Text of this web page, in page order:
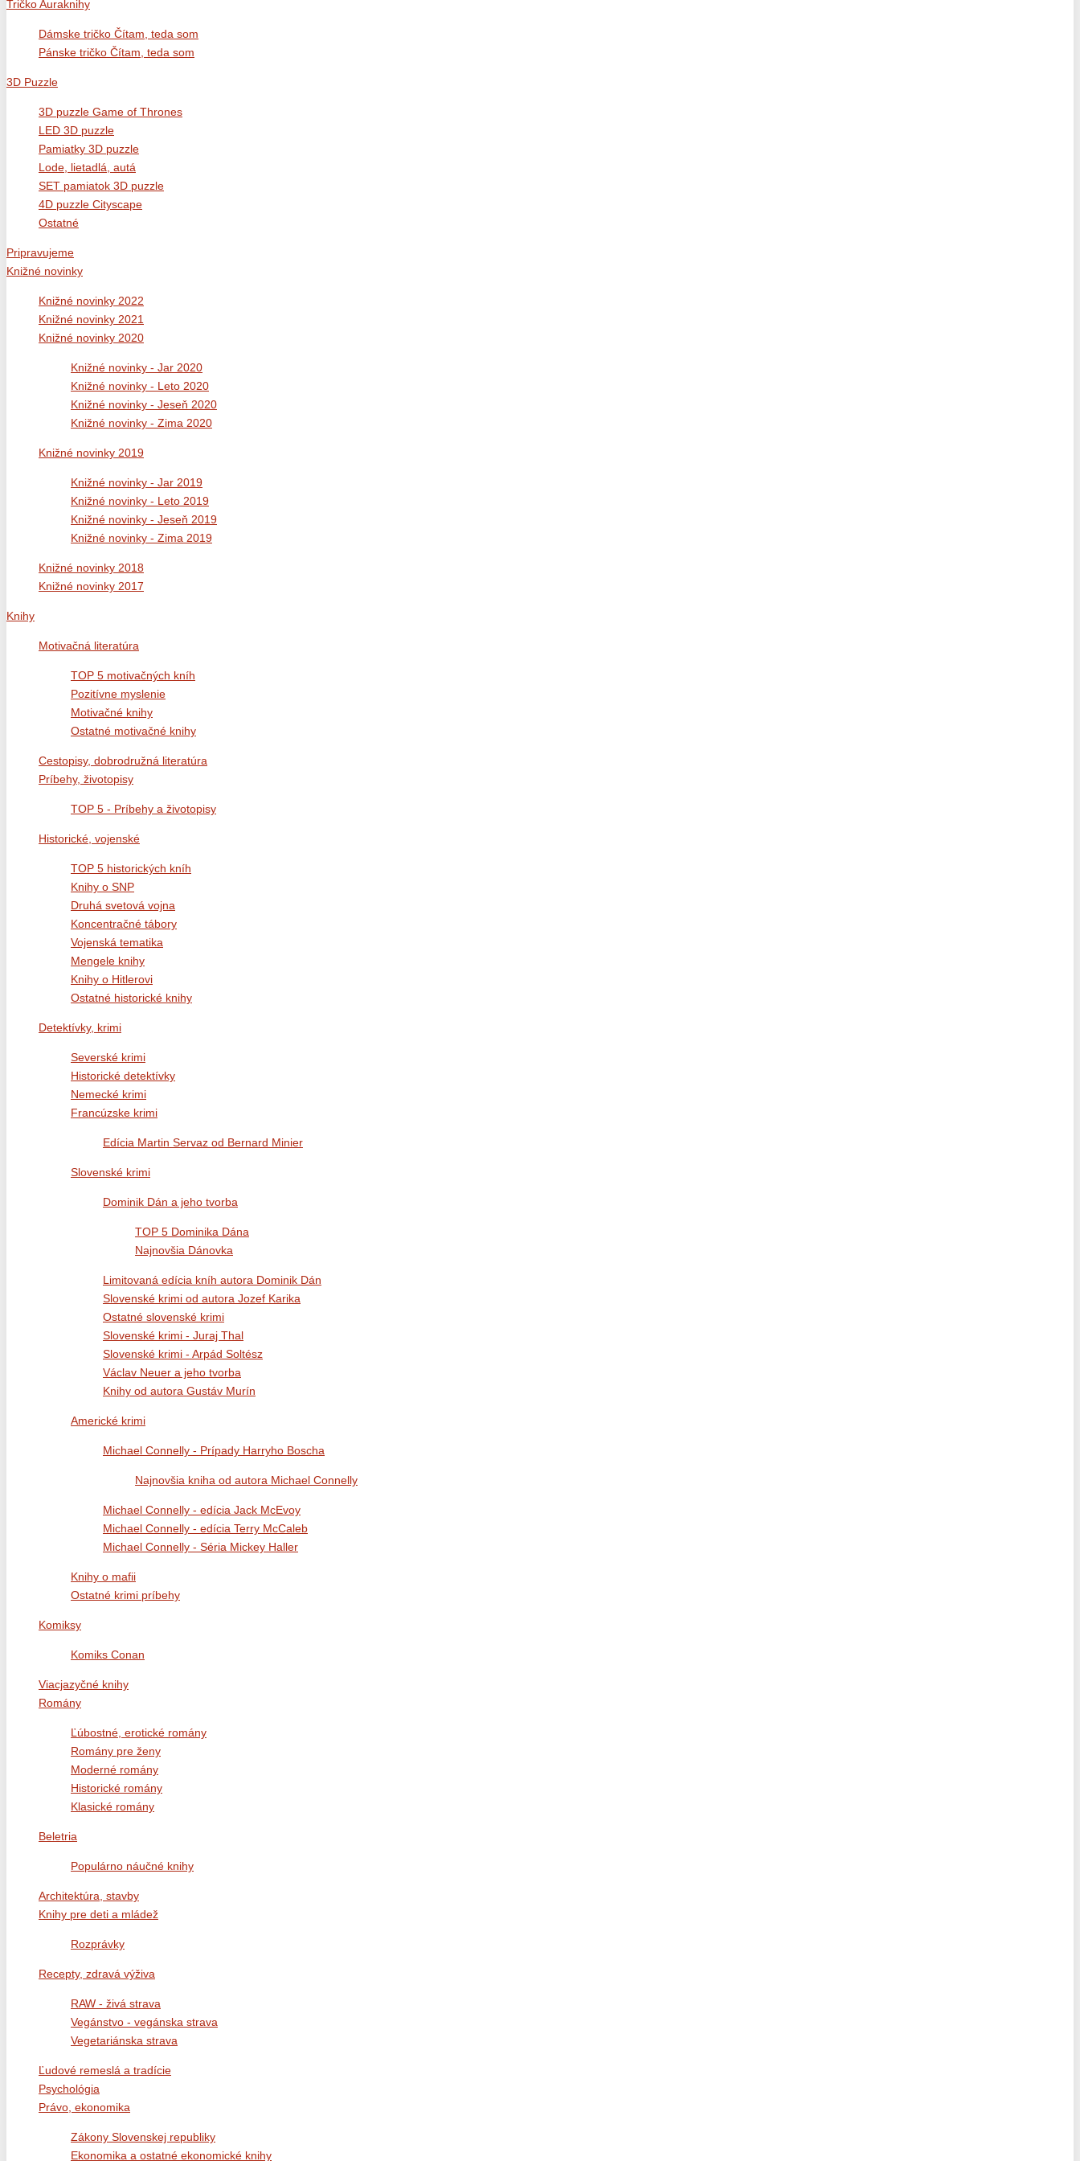
Tričko Auraknihy
Dámske tričko Čítam, teda som
Pánske tričko Čítam, teda som
3D Puzzle
3D puzzle Game of Thrones
LED 3D puzzle
Pamiatky 3D puzzle
Lode, lietadlá, autá
SET pamiatok 3D puzzle
4D puzzle Cityscape
Ostatné
Pripravujeme
Knižné novinky
Knižné novinky 2022
Knižné novinky 2021
Knižné novinky 2020
Knižné novinky - Jar 2020
Knižné novinky - Leto 2020
Knižné novinky - Jeseň 2020
Knižné novinky - Zima 2020
Knižné novinky 2019
Knižné novinky - Jar 2019
Knižné novinky - Leto 2019
Knižné novinky - Jeseň 2019
Knižné novinky - Zima 2019
Knižné novinky 2018
Knižné novinky 2017
Knihy
Motivačná literatúra
TOP 5 motivačných kníh
Pozitívne myslenie
Motivačné knihy
Ostatné motivačné knihy
Cestopisy, dobrodružná literatúra
Príbehy, životopisy
TOP 5 - Príbehy a životopisy
Historické, vojenské
TOP 5 historických kníh
Knihy o SNP
Druhá svetová vojna
Koncentračné tábory
Vojenská tematika
Mengele knihy
Knihy o Hitlerovi
Ostatné historické knihy
Detektívky, krimi
Severské krimi
Historické detektívky
Nemecké krimi
Francúzske krimi
Edícia Martin Servaz od Bernard Minier
Slovenské krimi
Dominik Dán a jeho tvorba
TOP 5 Dominika Dána
Najnovšia Dánovka
Limitovaná edícia kníh autora Dominik Dán
Slovenské krimi od autora Jozef Karika
Ostatné slovenské krimi
Slovenské krimi - Juraj Thal
Slovenské krimi - Arpád Soltész
Václav Neuer a jeho tvorba
Knihy od autora Gustáv Murín
Americké krimi
Michael Connelly - Prípady Harryho Boscha
Najnovšia kniha od autora Michael Connelly
Michael Connelly - edícia Jack McEvoy
Michael Connelly - edícia Terry McCaleb
Michael Connelly - Séria Mickey Haller
Knihy o mafii
Ostatné krimi príbehy
Komiksy
Komiks Conan
Viacjazyčné knihy
Romány
Ľúbostné, erotické romány
Romány pre ženy
Moderné romány
Historické romány
Klasické romány
Beletria
Populárno náučné knihy
Architektúra, stavby
Knihy pre deti a mládež
Rozprávky
Recepty, zdravá výživa
RAW - živá strava
Vegánstvo - vegánska strava
Vegetariánska strava
Ľudové remeslá a tradície
Psychológia
Právo, ekonomika
Zákony Slovenskej republiky
Ekonomika a ostatné ekonomické knihy